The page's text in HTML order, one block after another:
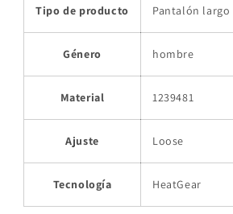
Tipo de producto Pantalón largo
Género hombre
Material 1239481
Ajuste Loose
Tecnología HeatGear